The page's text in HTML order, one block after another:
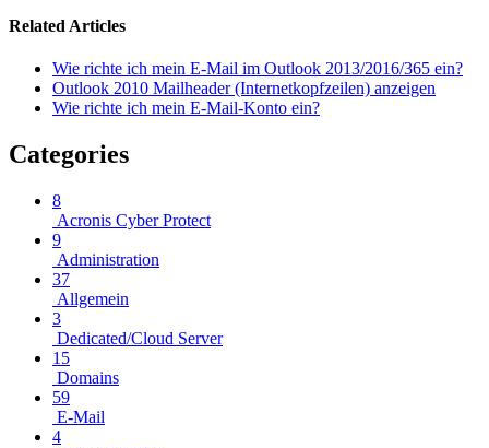
Related Articles
Wie richte ich mein E-Mail im Outlook 2013/2016/365 ein?
Outlook 2010 Mailheader (Internetkopfzeilen) anzeigen
Wie richte ich mein E-Mail-Konto ein?
Categories
8
Acronis Cyber Protect
9
Administration
37
Allgemein
3
Dedicated/Cloud Server
15
Domains
59
E-Mail
4